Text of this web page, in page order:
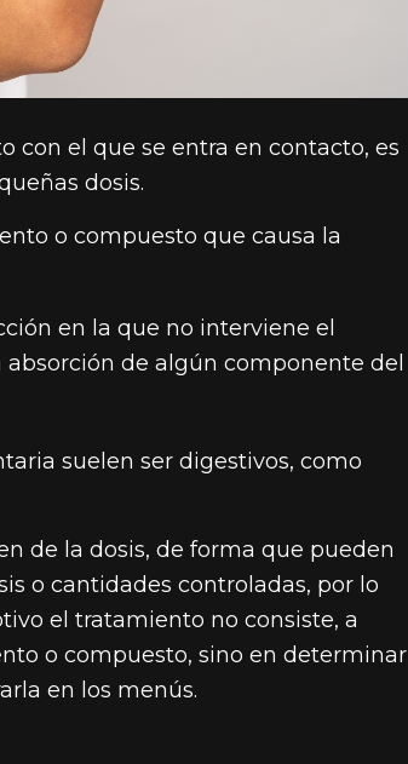
con el que se entra en contacto, es
dosis.
o compuesto que causa la
en la que no interviene el
de algún componente del
suelen ser digestivos, como
de la dosis, de forma que pueden
o cantidades controladas, por lo
el tratamiento no consiste, a
o compuesto, sino en determinar
en los menús.